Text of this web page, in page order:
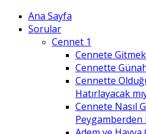
Ana Sayfa
Sorular
Cennet 1
Cennete
Cennette
Cennette
Hatırlayacak
Cennete Nasıl